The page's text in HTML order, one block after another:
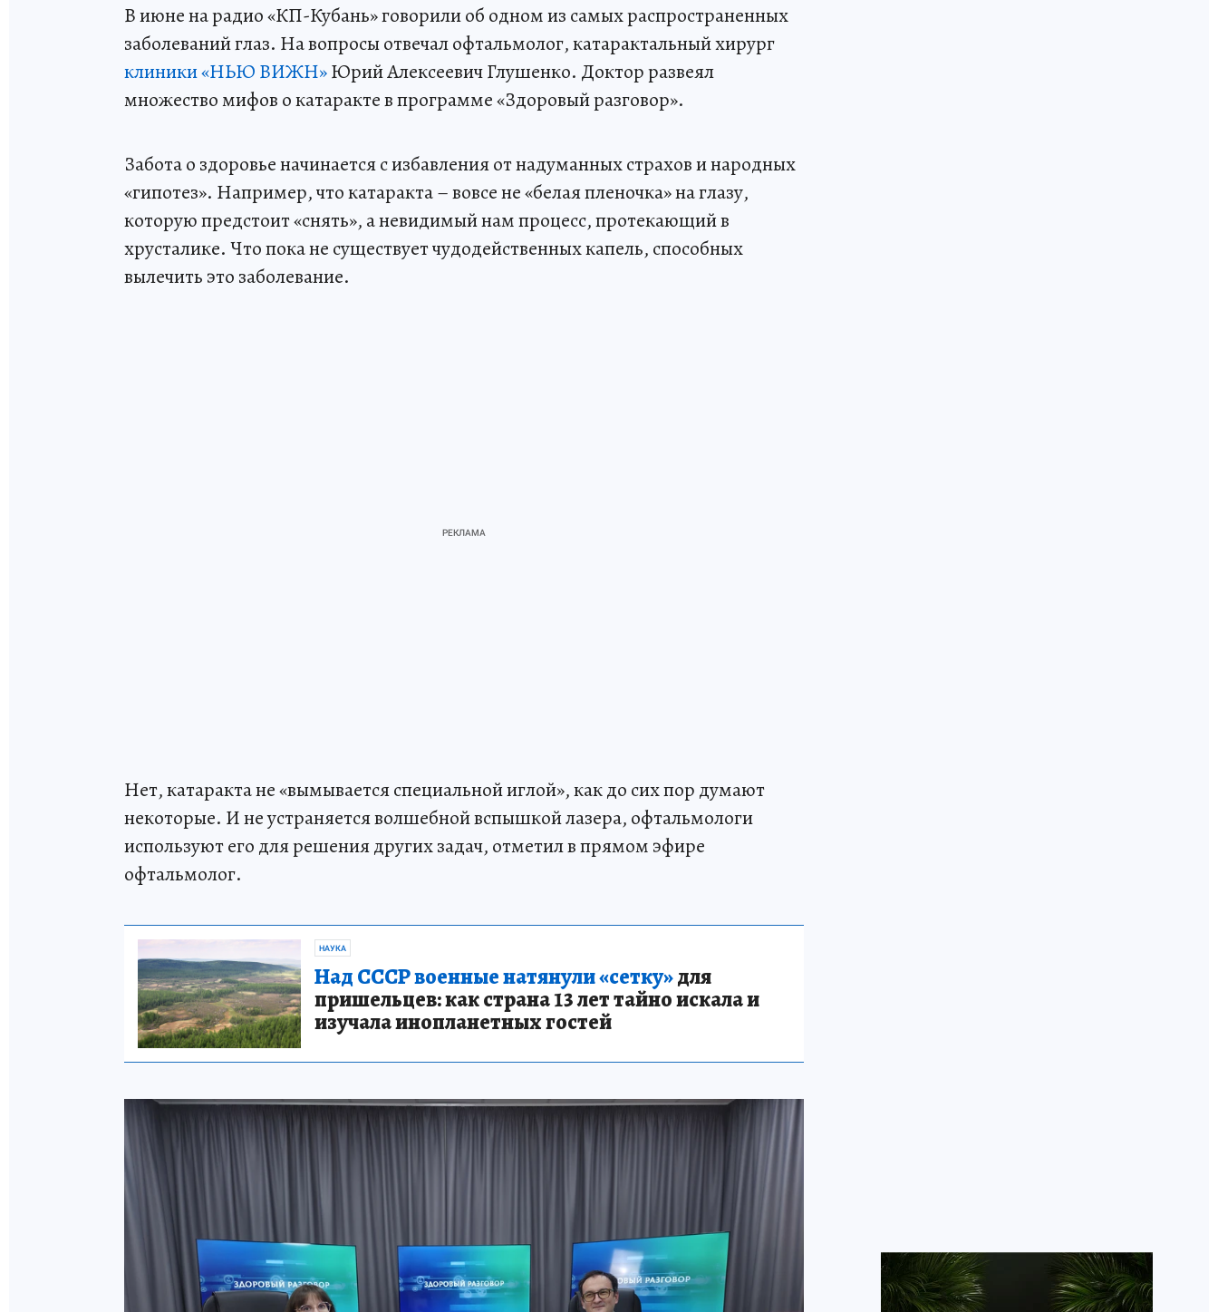
В июне на радио «КП-Кубань» говорили об одном из самых распространенных
заболеваний глаз. На вопросы отвечал офтальмолог, катарактальный хирург
клиники «НЬЮ ВИЖН»Юрий Алексеевич Глушенко. Доктор развеял
множество мифов о катаракте в программе «Здоровый разговор».
Забота о здоровье начинается с избавления от надуманных страхов и народных
«гипотез». Например, что катаракта – вовсе не «белая пленочка» на глазу,
которую предстоит «снять», а невидимый нам процесс, протекающий в
хрусталике. Что пока не существует чудодейственных капель, способных
вылечить это заболевание.
Нет, катаракта не «вымывается специальной иглой», как до сих пор думают
некоторые. И не устраняется волшебной вспышкой лазера, офтальмологи
используют его для решения других задач, отметил в прямом эфире
офтальмолог.
НАУКА
Над СССР военные натянули «сетку»для
пришельцев: как страна 13 лет тайно искала и
изучала инопланетных гостей